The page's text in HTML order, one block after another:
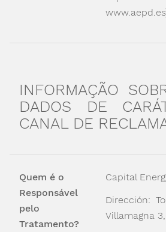
INFORMAÇÃO
DADOS DE
CANAL DE
Quem é o
Responsável
pelo
Tratamento?
Capital
Dirección:
Villamagna